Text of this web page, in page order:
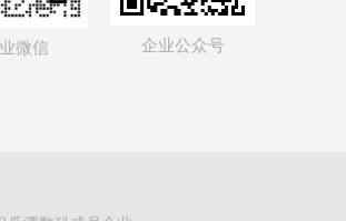
微信 企业公众号